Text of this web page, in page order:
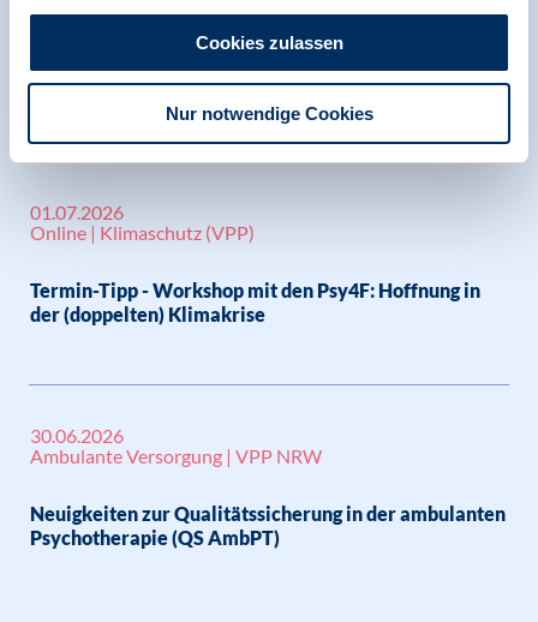
Cookies zulassen
Nur notwendige Cookies
Psychotherapie in der Privatpraxis | Gerechte
psychotherapeutische Versorgung
GKV-Beitragssatzstabilisierungsgesetz beschlossen
01.07.2026
Online | Klimaschutz (VPP)
Termin-Tipp - Workshop mit den Psy4F: Hoffnung in
der (doppelten) Klimakrise
30.06.2026
Ambulante Versorgung | VPP NRW
Neuigkeiten zur Qualitätssicherung in der ambulanten
Psychotherapie (QS AmbPT)